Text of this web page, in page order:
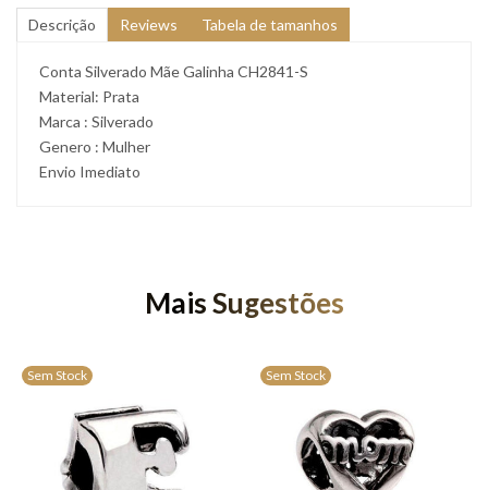
Descrição Reviews Tabela de tamanhos
Conta Silverado Mãe Galinha CH2841-S
Material: Prata
Marca : Silverado
Genero : Mulher
Envio Imediato
Mais Sugestões
Sem Stock Sem Stock